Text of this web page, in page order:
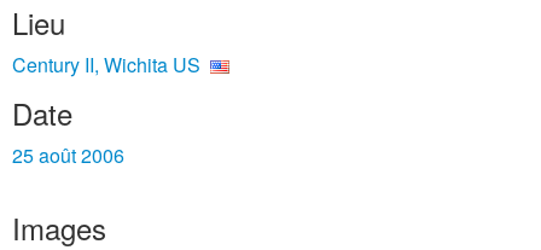
Lieu
Century II, Wichita US
Date
25 août 2006
Images